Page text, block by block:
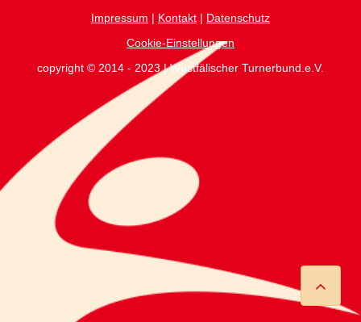
Impressum | Kontakt | Datenschutz
Cookie-Einstellungen
copyright © 2014 - 2023 | Westfälischer Turnerbund.e.V.